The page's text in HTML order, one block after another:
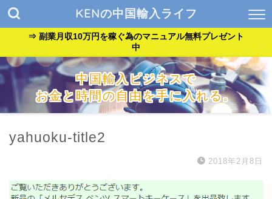
KENの中国輸入ライフ
⇒ 副業月収10万円を稼ぐ為のマニュアル無料プレゼント
中
中国輸入ビジネスで
お金と時間の自由を手に入れる。
た方法を公開中。
yahuoku-title2
2018年2月8日